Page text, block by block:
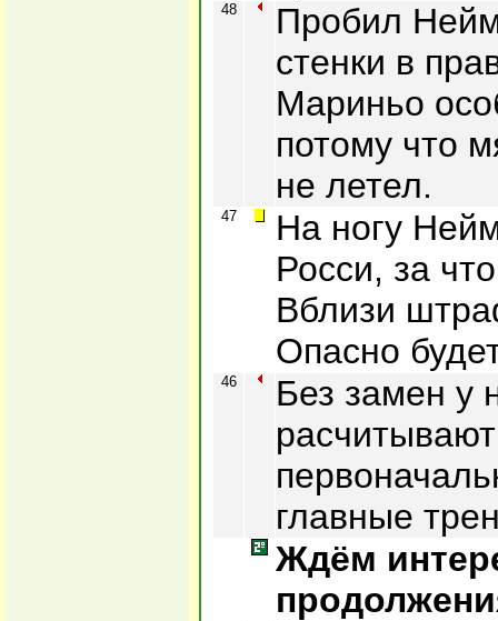
48
Пробил
стенки в
Мариньо
потому что
не летел.
47
На ногу
Росси, за
Вблизи
Опасно
46
Без замен у
главные
Ждём